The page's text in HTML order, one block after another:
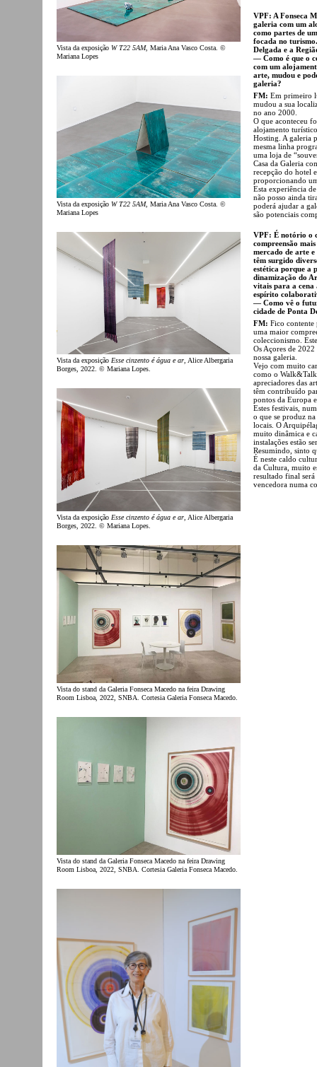
Vista da exposição W T22 5AM, Maria Ana Vasco Costa. ©
Mariana Lopes
Vista da exposição W T22 5AM, Maria Ana Vasco Costa. ©
Mariana Lopes
Vista da exposição Esse cinzento é água e ar, Alice Albergaria
Borges, 2022. © Mariana Lopes.
Vista da exposição Esse cinzento é água e ar , Alice Albergaria
Borges, 2022. © Mariana Lopes.
Vista do stand da Galeria Fonseca Macedo na feira Drawing
Room Lisboa, 2022, SNBA. Cortesia Galeria Fonseca Macedo.
Vista do stand da Galeria Fonseca Macedo na feira Drawing
Room Lisboa, 2022, SNBA. Cortesia Galeria Fonseca Macedo.
VPF: A Fonseca
galeria com um
como partes de
focada no
Delgada e a
— Como é que o
com um
arte, mudou e
galeria?
FM: Em primeiro
mudou a sua
no ano 2000.
O que aconteceu
alojamento
Hosting. A galeria
mesma linha
uma loja de
Casa da Galeria
recepção do hotel
proporcionando
Esta experiência
não posso ainda
poderá ajudar a
são potenciais
VPF: É notório o
compreensão
mercado de arte
têm surgido
estética porque a
dinamização do
vitais para a cena
espírito
— Como vê o
cidade de Ponta
FM: Fico contente
uma maior
coleccionismo.
Os Açores de
nossa galeria.
Vejo com muito
como o
apreciadores das
têm contribuído
pontos da Europa
Estes festivais,
o que se produz
locais. O
muito dinâmica e
instalações estão
Resumindo, sinto
É neste caldo
da Cultura, muito
resultado final
vencedora numa